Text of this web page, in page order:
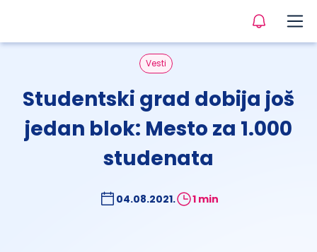
Vesti
Studentski grad dobija još
jedan blok: Mesto za 1.000
studenata
04.08.2021. 1 min